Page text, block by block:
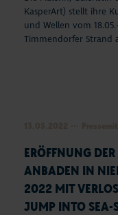
KasperArt) stellt ihre
und Wellen vom
Timmendorfer Strand
ERÖFFNUNG
ANBADEN IN
2022 MIT
JUMP INTO SEA-